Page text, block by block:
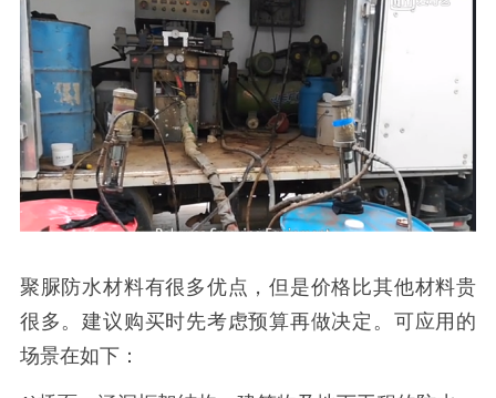
聚脲防水材料有很多优点，但是价格比其他材料贵
很多。建议购买时先考虑预算再做决定。可应用的
场景在如下：